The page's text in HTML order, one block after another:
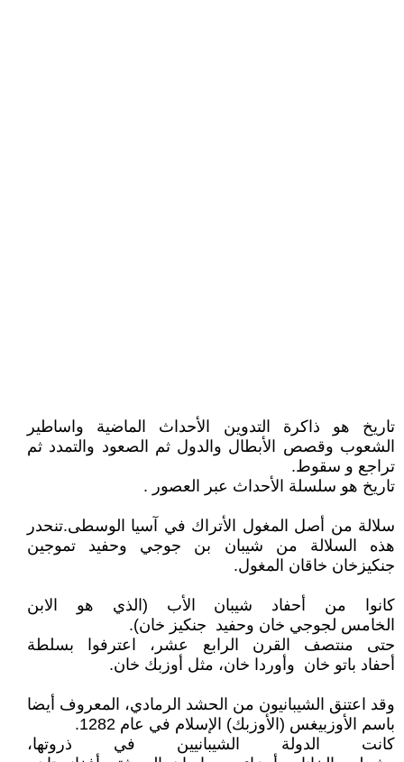
تاريخ هو ذاكرة التدوين الأحداث الماضية واساطير
الشعوب وقصص الأبطال والدول ثم الصعود والتمدد ثم
تراجع و سقوط.
تاريخ هو سلسلة الأحداث عبر العصور .
سلالة من أصل المغول الأتراك في آسيا الوسطى.تنحدر
هذه السلالة من شيبان بن جوجي وحفيد تموجين
جنكيزخان خاقان المغول.
كانوا من أحفاد شيبان الأب (الذي هو الابن
الخامس لجوجي خان وحفيد جنكيز خان).
حتى منتصف القرن الرابع عشر، اعترفوا بسلطة
أحفاد باتو خان وأوردا خان، مثل أوزبك خان.
وقد اعتنق الشيبانيون من الحشد الرمادي، المعروف أيضا
باسم الأوزبيغس (الأوزبك) الإسلام في عام 1282.
كانت الدولة الشيبانيين في ذروتها،